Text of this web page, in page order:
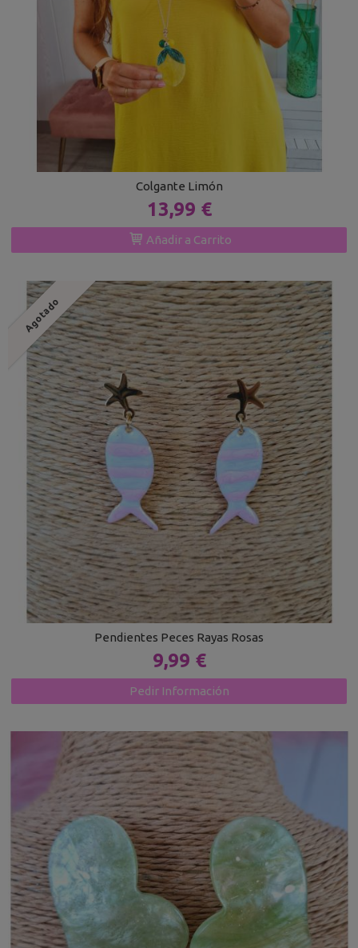
Colgante Limón
13,99 €
Añadir a Carrito
Agotado
Pendientes Peces Rayas Rosas
9,99 €
Pedir Información